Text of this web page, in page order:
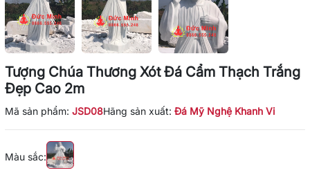
Tượng Chúa Thương Xót Đá Cẩm Thạch Trắng
Đẹp Cao 2m
Mã sản phẩm: JSD08Hãng sản xuất: Đá Mỹ Nghệ Khanh Vi
Màu sắc: